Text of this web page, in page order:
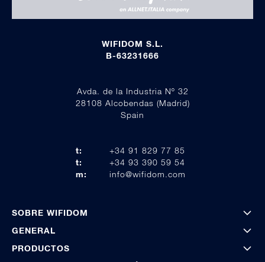
WIFIDOM S.L.
B-63231666
Avda. de la Industria Nº 32
28108 Alcobendas (Madrid)
Spain
t:
+34 91 829 77 85
t:
+34 93 390 59 54
m:
info@wifidom.com
SOBRE WIFIDOM
GENERAL
PRODUCTOS